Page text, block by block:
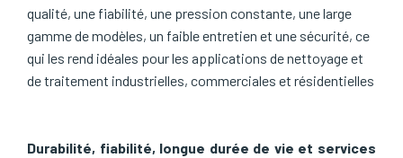
qualité, une fiabilité, une pression constante, une large
gamme de modèles, un faible entretien et une sécurité, ce
qui les rend idéales pour les applications de nettoyage et
de traitement industrielles, commerciales et résidentielles
Durabilité, fiabilité, longue durée de vie et services